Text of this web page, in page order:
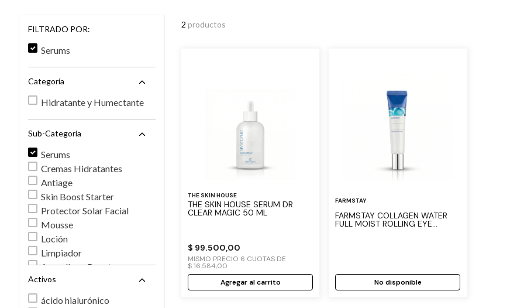
FILTRADO POR:
Serums
Categoría
Hidratante y Humectante
Sub-Categoría
Serums
Cremas Hidratantes
Antiage
Skin Boost Starter
Protector Solar Facial
Mousse
Loción
Limpiador
Ampollas y Boosters
Activos
ácido hialurónico
2 productos
THE SKIN HOUSE
THE SKIN HOUSE SERUM DR
CLEAR MAGIC 50 ML
$ 99.500,00
MISMO PRECIO 6 CUOTAS DE
$ 16.584,00
Agregar al carrito
FARMSTAY
FARMSTAY COLLAGEN WATER
FULL MOIST ROLLING EYE
No disponible